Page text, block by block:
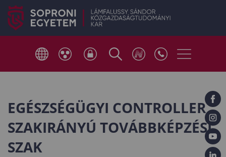
EGÉSZSÉGÜGYI CONTROLLER
SZAKIRÁNYÚ TOVÁBBKÉPZÉSI
SZAK